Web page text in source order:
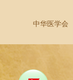
中华医学会